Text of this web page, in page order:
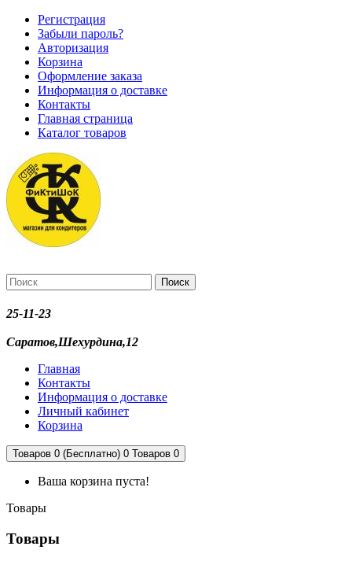
Регистрация
Забыли пароль?
Авторизация
Корзина
Оформление заказа
Информация о доставке
Контакты
Главная страница
Каталог товаров
Поиск
25-11-23
Саратов,Шехурдина,12
Главная
Контакты
Информация о доставке
Личный кабинет
Корзина
Товаров 0 (Бесплатно) 0 Товаров 0
Ваша корзина пуста!
Товары
Товары